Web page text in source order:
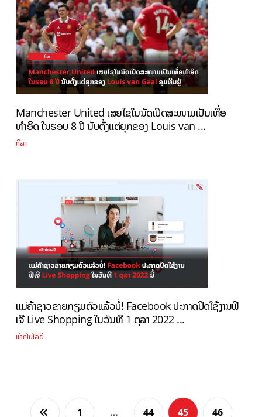
Manchester United ເສຍໄຊໃນນັດເປີດສະໜາມເປັນເທື່ອ
ທຳອິດ ໃນຮອບ 8 ປີ ນັບຕັ້ງແຕ່ຍຸກຂອງ Louis van ...
ກິລາ
ແມ່ຄ້າຊາວຂາຍກຽມຕົວແລ້ວບໍ່! Facebook ປະກາດປິດໃຊ້ງານຟີ
ເຈີ Live Shopping ໃນວັນທີ 1 ຕຸລາ 2022 ...
ເທັກໂນໂລຢີ
1 … 44 45 46